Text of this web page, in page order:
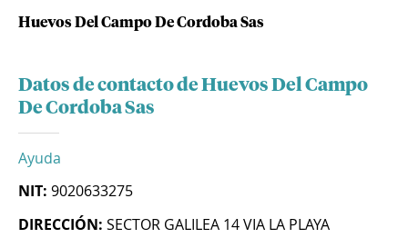
Huevos Del Campo De Cordoba Sas
Datos de contacto de Huevos Del Campo
De Cordoba Sas
Ayuda
NIT: 9020633275
DIRECCIÓN: SECTOR GALILEA 14 VIA LA PLAYA